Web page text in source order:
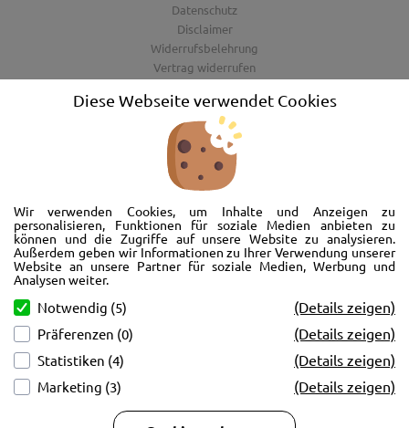
Diese Webseite verwendet Cookies
Wir verwenden Cookies, um Inhalte und Anzeigen zu
personalisieren, Funktionen für soziale Medien anbieten zu
können und die Zugriffe auf unsere Website zu analysieren.
Außerdem geben wir Informationen zu Ihrer Verwendung unserer
Website an unsere Partner für soziale Medien, Werbung und
Analysen weiter.
Notwendig (5) (Details zeigen)
Präferenzen (0) (Details zeigen)
Statistiken (4) (Details zeigen)
Marketing (3) (Details zeigen)
Datenschutz
Disclaimer
Widerrufsbelehrung
Vertrag widerrufen
Barrierefreiheitserklärung
Wir freuen uns, Sie im AutoShop Wimmer in Passau zu begrüßen. Wir
bieten Ihnen Kompletträder und Reifen für die Automarken Ford, Land
Rover, Range Rover, Volvo, Peugeot, Jaguar und Citroen. Hier in Passau
schlägt unser Herz rund um’s Auto. Wir bieten Ihnen Beratung,
Werkstatt, Service und natürlich Verkauf. Wollen Sie erstmal in Ruhe
von der Couch aus unsere Räder und Merchandise Artikel durchstöbern
und Ihre neuen Räder betrachten? Oder doch lieber eine Volvo Jacke
kaufen? Von Ford bis Volvo, wir bieten Ihnen tolle Fotos mit allen Infos
und schnellen Kontakt zum AutoShop Wimmer. Schreiben Sie eine Mail,